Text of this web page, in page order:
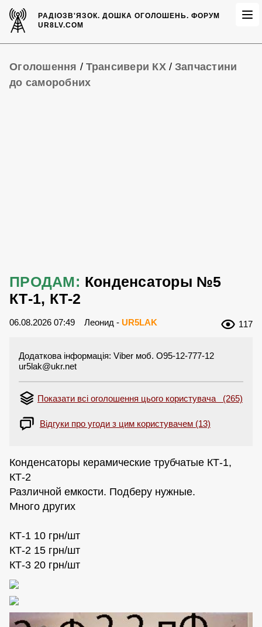
РАДІОЗВ'ЯЗОК.ДОШКА ОГОЛОШЕНЬ. ФОРУМ
UR8LV.COM
Оголошення / Трансивери КХ/ Запчастини
до саморобних
ПРОДАМ: Конденсаторы №5
КТ-1, КТ-2
06.08.2026 07:49 Леонид - UR5LAK 117
Додаткова інформація: Viber моб. O95-12-777-12
ur5lak@ukr.net
Показати всі оголошення цього користувача (265)
Відгуки про угоди з цим користувачем (13)
Конденсаторы керамические трубчатые КТ-1,
КТ-2
Различной емкости. Подберу нужные.
Много других
КТ-1 10 грн/шт
КТ-2 15 грн/шт
КТ-3 20 грн/шт